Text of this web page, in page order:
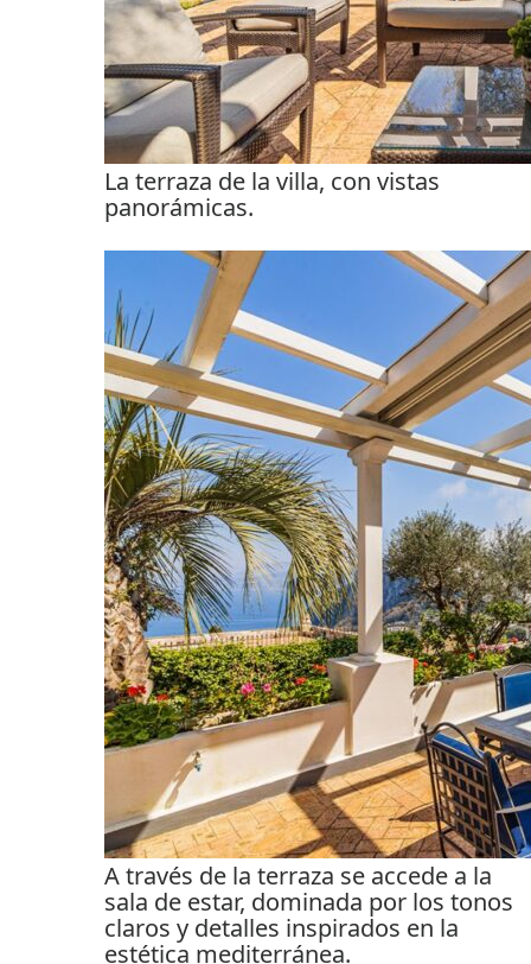
La terraza de la villa, con vistas
panorámicas.
A través de la terraza se accede a la
sala de estar, dominada por los tonos
claros y detalles inspirados en la
estética mediterránea.